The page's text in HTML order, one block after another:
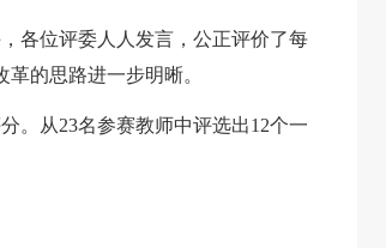
各位评委人人发言，公正评价了每
的思路进一步明晰。
。从23名参赛教师中评选出12个一